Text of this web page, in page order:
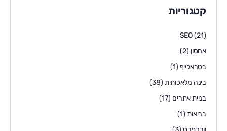
קטגוריות
SEO(21)
אחסון (2)
בטראלייף (1)
בינה מלאכותית (38)
בניית אתרים (17)
בריאות(1)